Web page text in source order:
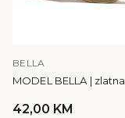
BELLA
MODEL BELLA | zlatna
42,00 KM